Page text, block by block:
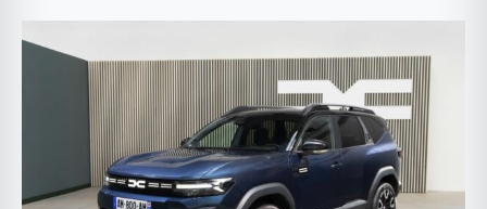
Bigster,
the